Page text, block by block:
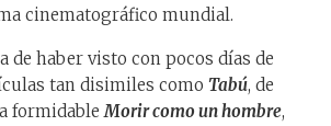
cinematográfico mundial.
de haber visto con pocos días de
tan disimiles como Tabú, de
formidableMorir como un hombre,